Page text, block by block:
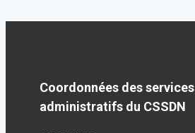
Coordonnées des services
administratifs du CSSDN